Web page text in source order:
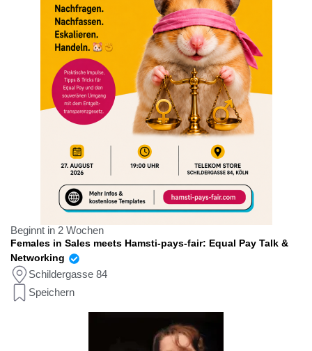
Beginnt in 2 Wochen
Females in Sales meets Hamsti-pays-fair: Equal Pay Talk &
Networking
Schildergasse 84
Speichern